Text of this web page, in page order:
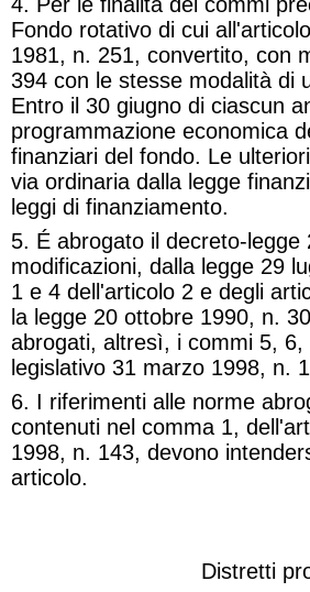
Fondo rotativo di cui
1981, n. 251, convertito, con
394 con le stesse modalità di
Entro il 30 giugno di ciascun
programmazione economica
finanziari del fondo. Le
via ordinaria dalla legge
leggi di finanziamento.
5. É abrogato il decreto-
modificazioni, dalla legge 29
1 e 4 dell'articolo 2 edegli
la legge 20 ottobre 1990, n.
abrogati, altresì, i commi 5, 6,
legislativo 31 marzo 1998, n.
6. I riferimenti alle norme
contenuti nel comma 1,
1998, n. 143, devono
articolo.
Distretti